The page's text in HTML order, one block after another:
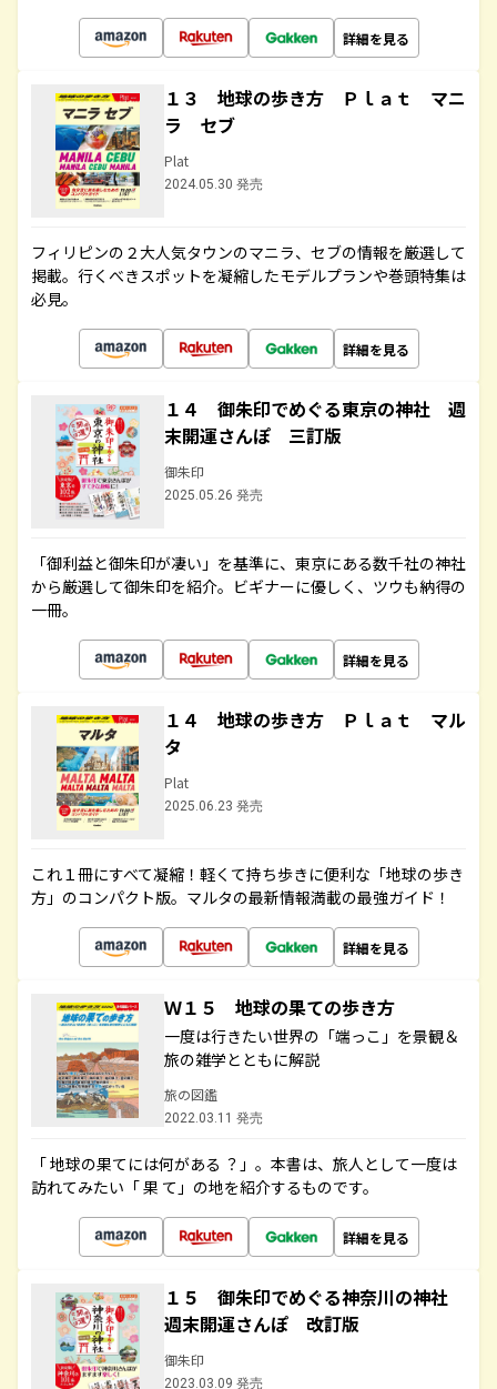
詳細を見る
１３ 地球の歩き方 Ｐｌａｔ マニ
ラ セブ
Plat
2024.05.30 発売
フィリピンの２大人気タウンのマニラ、セブの情報を厳選して
掲載。行くべきスポットを凝縮したモデルプランや巻頭特集は
必見。
詳細を見る
１４ 御朱印でめぐる東京の神社 週
末開運さんぽ 三訂版
御朱印
2025.05.26 発売
「御利益と御朱印が凄い」を基準に、東京にある数千社の神社
から厳選して御朱印を紹介。ビギナーに優しく、ツウも納得の
一冊。
詳細を見る
１４ 地球の歩き方 Ｐｌａｔ マル
タ
Plat
2025.06.23 発売
これ１冊にすべて凝縮！軽くて持ち歩きに便利な「地球の歩き
方」のコンパクト版。マルタの最新情報満載の最強ガイド！
詳細を見る
Ｗ１５ 地球の果ての歩き方
一度は行きたい世界の「端っこ」を景観＆
旅の雑学とともに解説
旅の図鑑
2022.03.11 発売
「 地球の果てには何がある ？」。本書は、旅人として一度は
訪れてみたい「 果 て」の地を紹介するものです。
詳細を見る
１５ 御朱印でめぐる神奈川の神社
週末開運さんぽ 改訂版
御朱印
2023.03.09 発売